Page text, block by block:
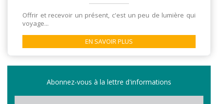
Offrir et recevoir un présent, c'est un peu de lumière qui
voyage...
EN SAVOIR PLUS
Abonnez-vous à la lettre d'informations